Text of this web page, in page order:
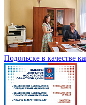
Подольске в качестве